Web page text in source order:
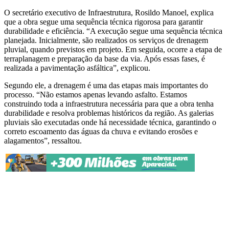
O secretário executivo de Infraestrutura, Rosildo Manoel, explica
que a obra segue uma sequência técnica rigorosa para garantir
durabilidade e eficiência. “A execução segue uma sequência técnica
planejada. Inicialmente, são realizados os serviços de drenagem
pluvial, quando previstos em projeto. Em seguida, ocorre a etapa de
terraplanagem e preparação da base da via. Após essas fases, é
realizada a pavimentação asfáltica”, explicou.
Segundo ele, a drenagem é uma das etapas mais importantes do
processo. “Não estamos apenas levando asfalto. Estamos
construindo toda a infraestrutura necessária para que a obra tenha
durabilidade e resolva problemas históricos da região. As galerias
pluviais são executadas onde há necessidade técnica, garantindo o
correto escoamento das águas da chuva e evitando erosões e
alagamentos”, ressaltou.